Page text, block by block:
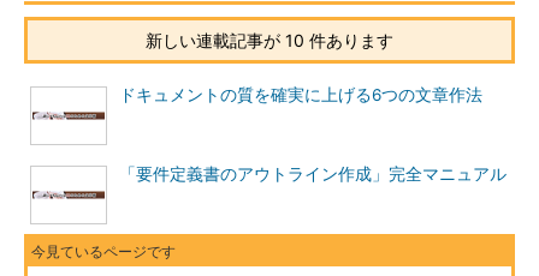
新しい連載記事が 10 件あります
ドキュメントの質を確実に上げる6つの文章作法
「要件定義書のアウトライン作成」完全マニュアル